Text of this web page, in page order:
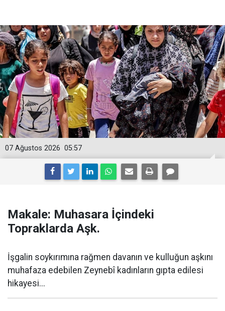
05:57
07 Ağustos 2026
Makale: Muhasara İçindeki
Topraklarda Aşk.
İşgalin soykırımına rağmen davanın ve kulluğun aşkını
muhafaza edebilen Zeynebî kadınların gıpta edilesi
hikayesi...